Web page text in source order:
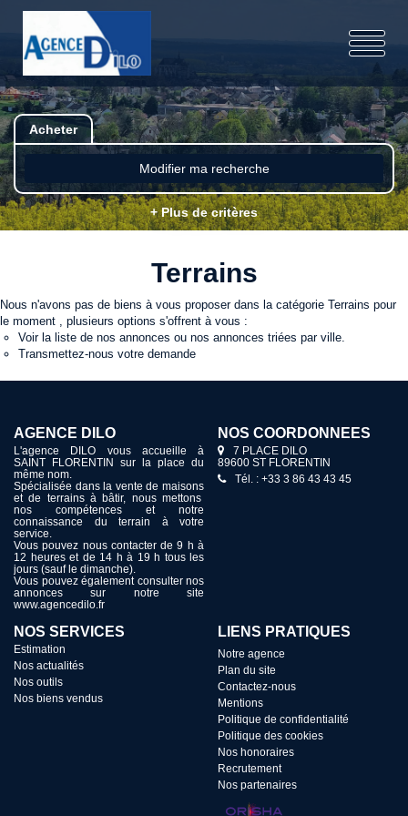
Acheter
Modifier ma recherche
+ Plus de critères
Terrains
Nous n'avons pas de biens à vous proposer dans la catégorie Terrains pour
le moment , plusieurs options s'offrent à vous :
Voir la liste de nos annonces ou nos annonces triées par ville.
Transmettez-nous votre demande
AGENCE DILO
L'agence DILO vous accueille à
SAINT FLORENTIN sur la place du
même nom.
Spécialisée dans la vente de maisons
et de terrains à bâtir, nous mettons
nos compétences et notre
connaissance du terrain à votre
service.
Vous pouvez nous contacter de 9 h à
12 heures et de 14 h à 19 h tous les
jours (sauf le dimanche).
Vous pouvez également consulter nos
annonces sur notre site
www.agencedilo.fr
NOS COORDONNÉES
7 PLACE DILO
89600 ST FLORENTIN
Tél. : +33 3 86 43 43 45
NOS SERVICES
Estimation
Nos actualités
Nos outils
Nos biens vendus
LIENS PRATIQUES
Notre agence
Plan du site
Contactez-nous
Mentions
Politique de confidentialité
Politique des cookies
Nos honoraires
Recrutement
Nos partenaires